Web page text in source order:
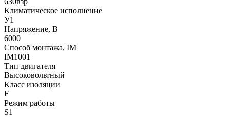
Климатическое исполнение
У1
Напряжение, В
6000
Способ монтажа, IM
IM1001
Тип двигателя
Высоковольтный
Класс изоляции
F
Режим работы
S1